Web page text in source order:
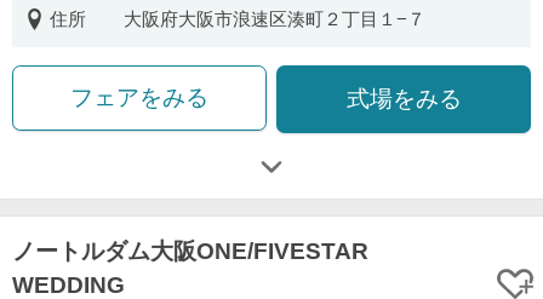
住所
大阪府大阪市浪速区湊町２丁目１−７
フェアをみる 式場をみる
ノートルダム大阪ONE/FIVESTAR
WEDDING